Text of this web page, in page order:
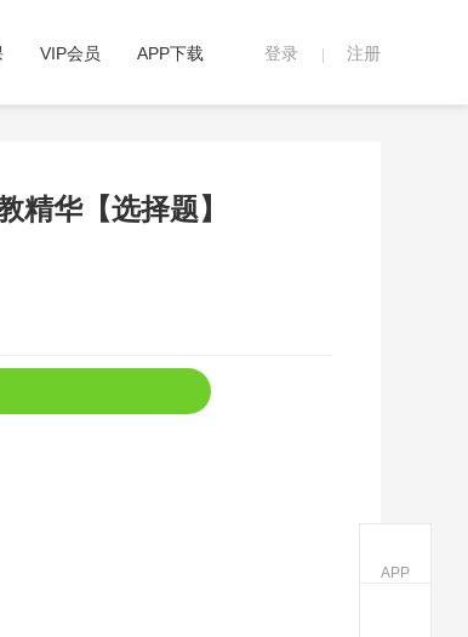
登录 注册
VIP会员 APP下载
精华【选择题】
APP